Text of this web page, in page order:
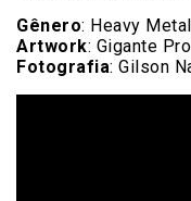
Gênero: Heavy Metal
Artwork: Gigante
Fotografia: Gilson